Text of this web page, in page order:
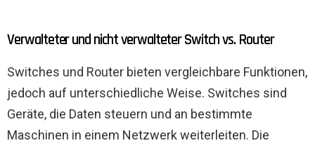
Verwalteter und nicht verwalteter Switch vs. Router
Switches und Router bieten vergleichbare Funktionen,
jedoch auf unterschiedliche Weise. Switches sind
Geräte, die Daten steuern und an bestimmte
Maschinen in einem Netzwerk weiterleiten. Die